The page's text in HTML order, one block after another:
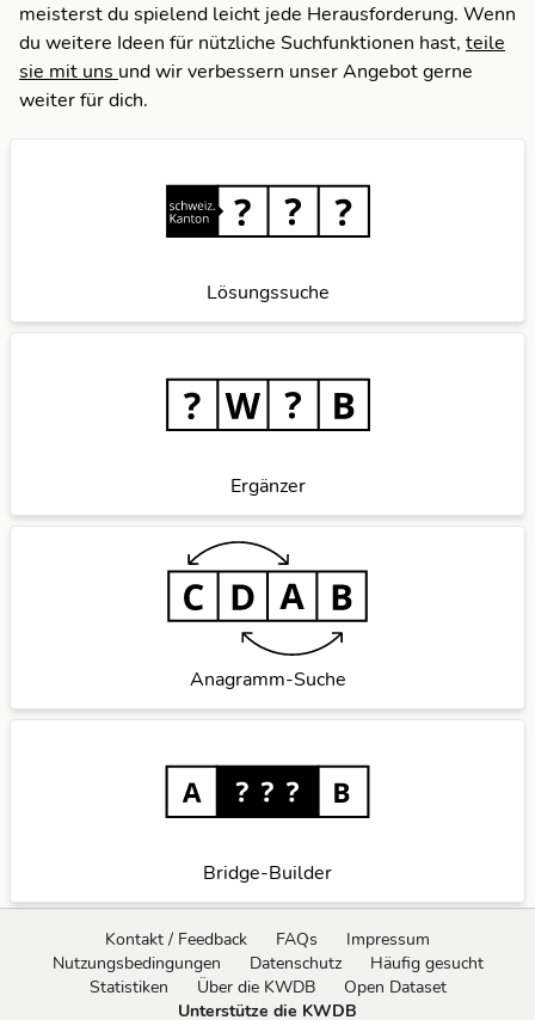
meisterst du spielend leicht jede Herausforderung. Wenn
du weitere Ideen für nützliche Suchfunktionen hast, teile
sie mit uns und wir verbessern unser Angebot gerne
weiter für dich.
Lösungssuche
Ergänzer
Anagramm-Suche
Bridge-Builder
Kontakt / Feedback FAQs
Impressum
Nutzungsbedingungen
Datenschutz
Häufig gesucht
Statistiken
Über die KWDB
Open Dataset
Unterstütze die KWDB